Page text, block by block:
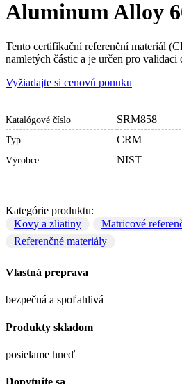
Aluminum Alloy
Tento certifikační referenční materiál
namletých částic a je určen pro validaci
Vyžiadajte si cenovú ponuku
Katalógové číslo SRM858
Typ CRM
Výrobce NIST
Kategórie produktu:
Kovy a zliatiny
Matricové
Referenčné materiály
Vlastná preprava
bezpečná a spoľahlivá
Produkty skladom
posielame hneď